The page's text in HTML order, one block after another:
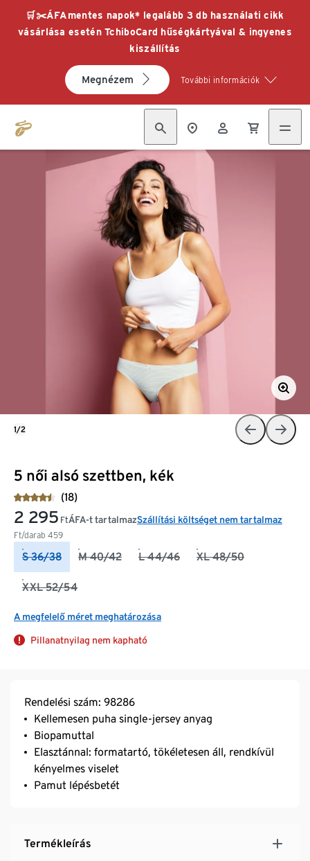
🛒✂️ÁFAmentes napok* legalább 3 db használati cikk
vásárlása esetén TchiboCard hűségkártyával & ingyenes
kiszállítás
Megnézem További információk
5 női alsó szettben, kék
(18)
2 295 Ft
Ft/darab 459
ÁFA-t tartalmazSzállítási költséget nem tartalmaz
S 36/38 M 40/42 L 44/46 XL 48/50
XXL 52/54
A megfelelő méret meghatározása
Pillanatnyilag nem kapható
1/2
Rendelési szám: 98286
Kellemesen puha single-jersey anyag
Biopamuttal
Elasztánnal: formatartó, tökéletesen áll, rendkívül
kényelmes viselet
Pamut lépésbetét
Termékleírás